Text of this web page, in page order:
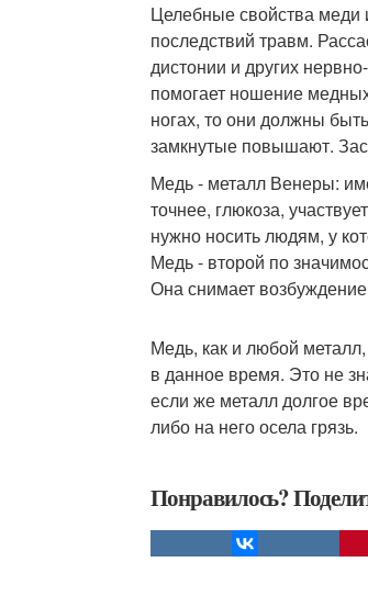
Целебные свойства
последствий травм.
дистонии и других
помогает ношение
ногах, то они должны
замкнутые повышают.
Медь - металл Венеры:
точнее, глюкоза,
нужно носить людям, у
Медь - второй по
Она снимает
Медь, как и любой
в данное время. Это не
если же металл долгое
либо на него осела грязь.
Понравилось?